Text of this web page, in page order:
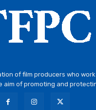
of film producers who
aim of promoting and